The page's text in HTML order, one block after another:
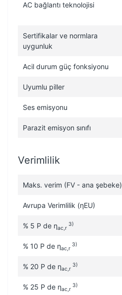
AC bağlantı teknolojisi
Sertifikalar ve normlara
uygunluk
Acil durum güç fonksiyonu
Uyumlu piller
Ses emisyonu
Parazit emisyon sınıfı
Verimlilik
Maks. verim (FV - ana şebeke)
Avrupa Verimlilik (ηEU)
% 5 P de ηac,r
3)
% 10 P de ηac,r
3)
% 20 P de ηac,r
3)
% 25 P de ηac,r
3)